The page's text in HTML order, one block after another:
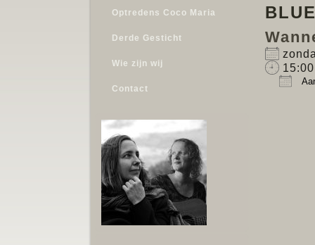
Optredens Coco Maria
Derde Gesticht
Wie zijn wij
Contact
15:00